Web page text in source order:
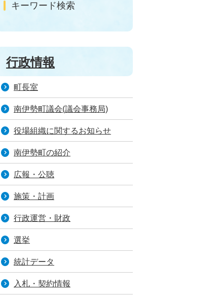
キーワード検索
行政情報
町長室
南伊勢町議会(議会事務局)
役場組織に関するお知らせ
南伊勢町の紹介
広報・公聴
施策・計画
行政運営・財政
選挙
統計データ
入札・契約情報